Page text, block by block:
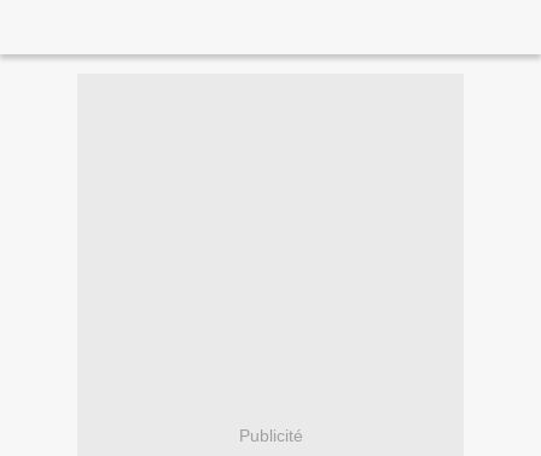
Publicité